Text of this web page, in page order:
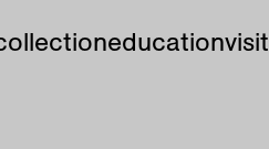
educationvisit